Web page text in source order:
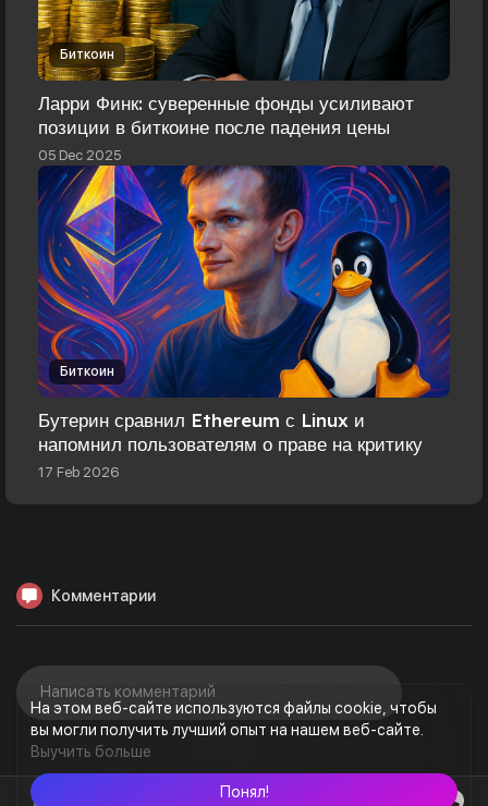
На этом веб-сайте используются файлы cookie, чтобы
вы могли получить лучший опыт на нашем веб-сайте.
Выучить больше
Понял!
Биткоин
Ларри Финк: суверенные фонды усиливают
позиции в биткоине после падения цены
05 Dec 2025
Биткоин
Бутерин сравнил Ethereum с Linux и
напомнил пользователям о праве на критику
17 Feb 2026
Комментарии